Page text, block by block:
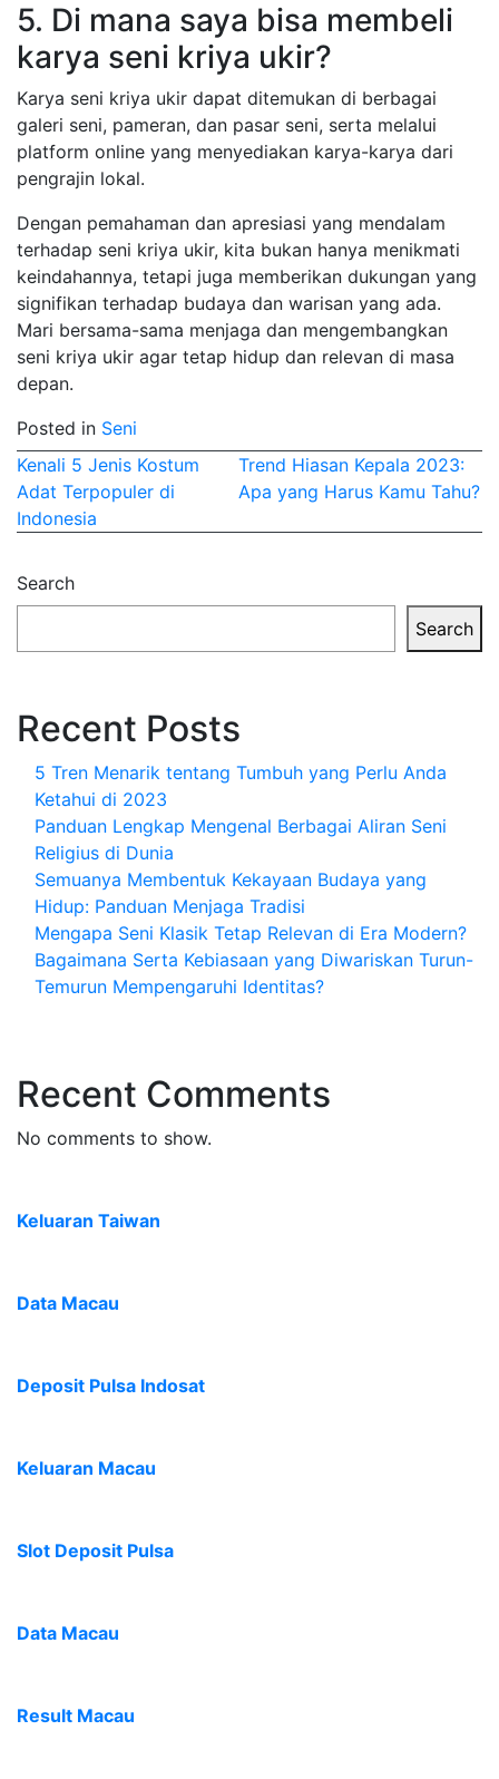
5. Di mana saya bisa membeli
karya seni kriya ukir?
Karya seni kriya ukir dapat ditemukan di berbagai
galeri seni, pameran, dan pasar seni, serta melalui
platform online yang menyediakan karya-karya dari
pengrajin lokal.
Dengan pemahaman dan apresiasi yang mendalam
terhadap seni kriya ukir, kita bukan hanya menikmati
keindahannya, tetapi juga memberikan dukungan yang
signifikan terhadap budaya dan warisan yang ada.
Mari bersama-sama menjaga dan mengembangkan
seni kriya ukir agar tetap hidup dan relevan di masa
depan.
Posted in Seni
Post
navigation
Kenali 5 Jenis Kostum
Adat Terpopuler di
Indonesia
Trend Hiasan Kepala 2023:
Apa yang Harus Kamu Tahu?
Search
Search
Recent Posts
5 Tren Menarik tentang Tumbuh yang Perlu Anda
Ketahui di 2023
Panduan Lengkap Mengenal Berbagai Aliran Seni
Religius di Dunia
Semuanya Membentuk Kekayaan Budaya yang
Hidup: Panduan Menjaga Tradisi
Mengapa Seni Klasik Tetap Relevan di Era Modern?
Bagaimana Serta Kebiasaan yang Diwariskan Turun-
Temurun Mempengaruhi Identitas?
Recent Comments
No comments to show.
Keluaran Taiwan
Data Macau
Deposit Pulsa Indosat
Keluaran Macau
Slot Deposit Pulsa
Data Macau
Result Macau